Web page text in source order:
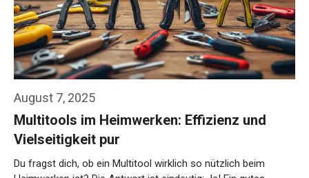
August 7, 2025
Multitools im Heimwerken: Effizienz und
Vielseitigkeit pur
Du fragst dich, ob ein Multitool wirklich so nützlich beim